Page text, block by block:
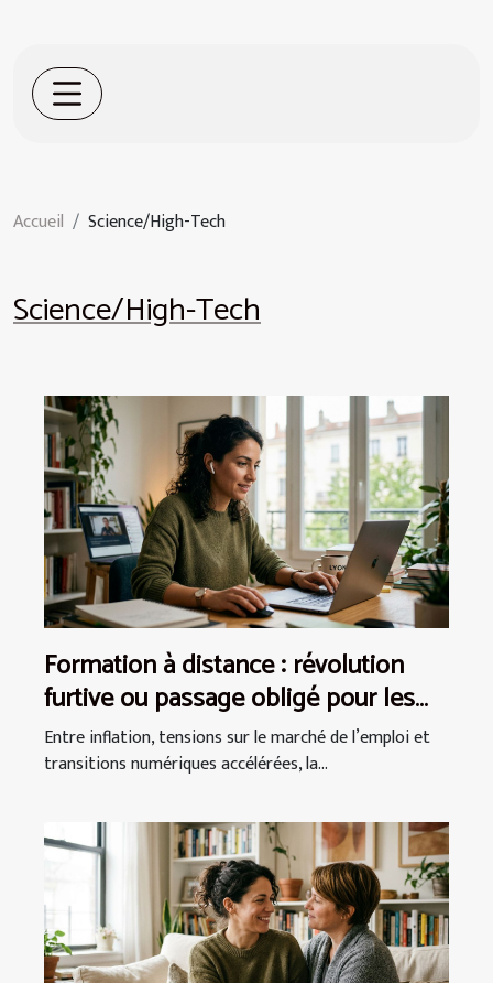
Accueil Science/High-Tech
Science/High-Tech
Formation à distance : révolution
furtive ou passage obligé pour les
actifs ?
Entre inflation, tensions sur le marché de l’emploi et
transitions numériques accélérées, la...